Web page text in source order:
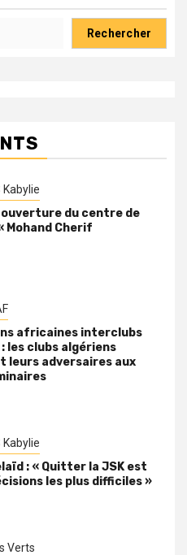
Rechercher
Kabylie
ouverture du centre de
Mohand Cherif
africaines interclubs
les clubs algériens
leurs adversaires aux
Kabylie
: « Quitter la JSK est
les plus difficiles »
Verts